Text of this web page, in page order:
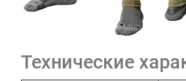
Технические